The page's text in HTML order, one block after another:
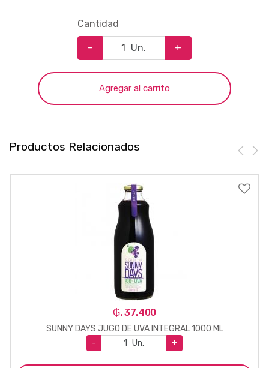
Cantidad
- Un. +
Agregar al carrito
Productos Relacionados
₲. 37.400
SUNNY DAYS JUGO DE UVA INTEGRAL 1000 ML
-
Un. +